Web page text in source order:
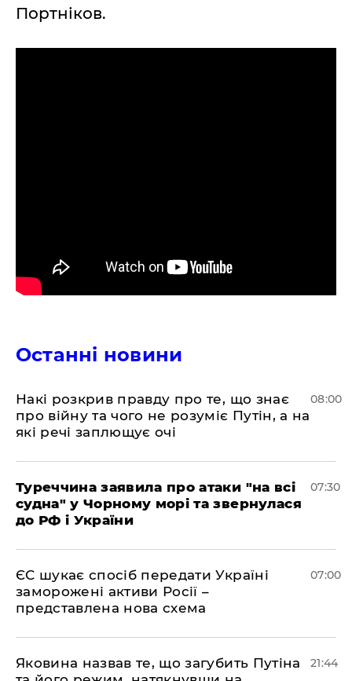
Портніков.
Останні новини
Накі розкрив правду про те, що знає
про війну та чого не розуміє Путін, а на
які речі заплющує очі
08:00
Туреччина заявила про атаки "на всі
судна" у Чорному морі та звернулася
до РФ і України
07:30
ЄС шукає спосіб передати Україні
заморожені активи Росії –
представлена ​​нова схема
07:00
Яковина назвав те, що загубить Путіна
21:44